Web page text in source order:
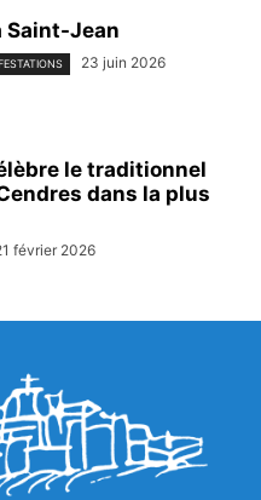
Saint-Jean
23 juin 2026
le traditionnel
dans la plus
février 2026